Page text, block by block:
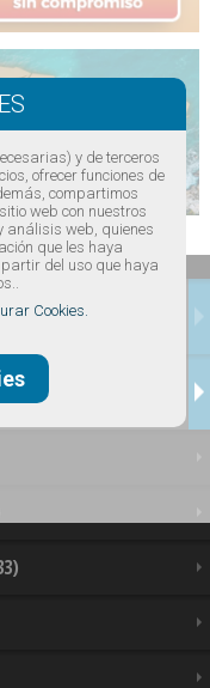
y de terceros
ofrecer funciones de
compartimos
web con nuestros
análisis web, quienes
que les haya
del uso que haya
Cookies.